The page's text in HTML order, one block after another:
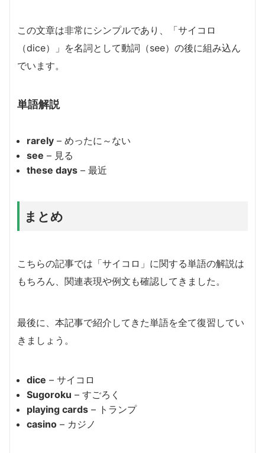
この文章は非常にシンプルであり、「サイコロ
（dice）」を名詞として動詞（see）の後に組み込ん
でいます。
単語解説
rarely – めったに～ない
see – 見る
these days – 最近
まとめ
こちらの記事では「サイコロ」に関する単語の解説は
もちろん、関連表現や例文も確認してきました。
最後に、本記事で紹介してきた単語を全て復習してい
きましょう。
dice – サイコロ
Sugoroku – すごろく
playing cards – トランプ
casino – カジノ